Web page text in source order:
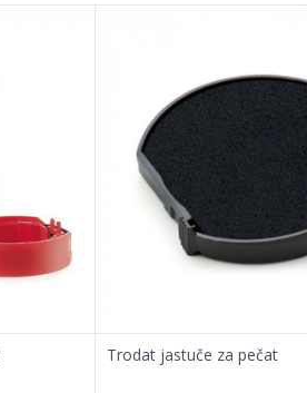
Trodat jastuče za pečat